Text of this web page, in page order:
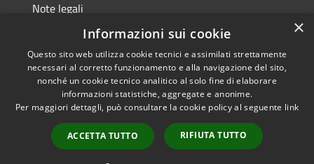
Note legali
Dichiarazione di accessibilità
RSS
Accessibilità
Copyright © 2026 • Comune di
Trivigliano • Powered by
Municipium•
Accesso
redazione
×
Informazioni sui cookie
Questo sito web utilizza cookie tecnici e assimilati strettamente
necessari al corretto funzionamento e alla navigazione del sito,
nonché un cookie tecnico analitico al solo fine di elaborare
informazioni statistiche, aggregate e anonime.
Per maggiori dettagli, può consultare la cookie policy al seguente link
ACCETTA TUTTO RIFIUTA TUTTO